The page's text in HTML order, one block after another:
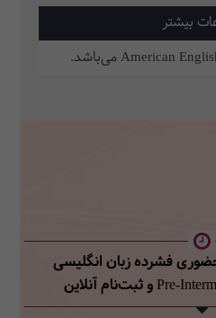
بیشتر
فشرده زبان انگلیسی
و ثبت‌نام آنلاین